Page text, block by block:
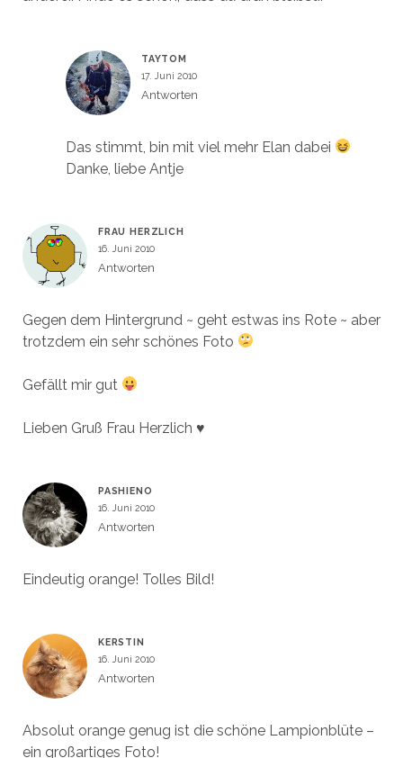
TAYTOM
17. Juni 2010
Antworten
Das stimmt, bin mit viel mehr Elan dabei
Danke, liebe Antje
FRAU HERZLICH
16. Juni 2010
Antworten
Gegen dem Hintergrund ~ geht estwas ins Rote ~ aber
trotzdem ein sehr schönes Foto
Gefällt mir gut
Lieben Gruß Frau Herzlich ♥
PASHIENO
16. Juni 2010
Antworten
Eindeutig orange! Tolles Bild!
KERSTIN
16. Juni 2010
Antworten
Absolut orange genug ist die schöne Lampionblüte –
ein großartiges Foto!